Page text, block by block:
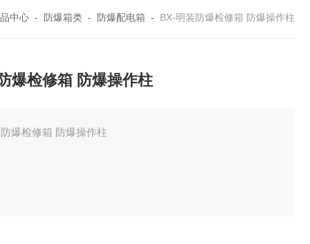
中心 - 防爆箱类 - 防爆配电箱 - BX-明装防爆检修箱 防爆操作柱
爆检修箱 防爆操作柱
爆检修箱 防爆操作柱